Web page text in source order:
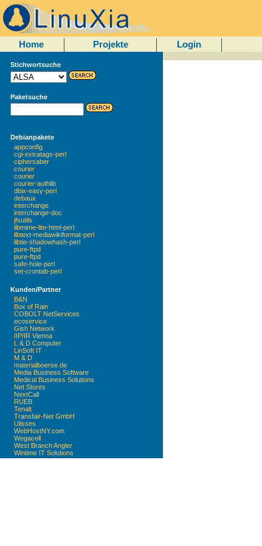
Home Projekte Login
Stichwortsuche
Paketsuche
Debianpakete
appconfig
cgi-extratags-perl
ciphersaber
courier
courier
courier-authlib
dbix-easy-perl
debaux
interchange
interchange-doc
jfsutils
libmime-lite-html-perl
libtext-mediawikiformat-perl
libtie-shadowhash-perl
pure-ftpd
pure-ftpd
safe-hole-perl
set-crontab-perl
Kunden/Partner
B&N
Box of Rain
COBOLT NetServices
ecoservice
Gish Network
IIP/IR Vienna
L & D Computer
LinSoft IT
M & D
materialboerse.de
Media Business Software
Medical Business Solutions
Net Stores
NextCall
RUEB
Tenalt
Transfair-Net GmbH
Ulisses
WebHostNY.com
Wegacell
West Branch Angler
Wintime IT Solutions